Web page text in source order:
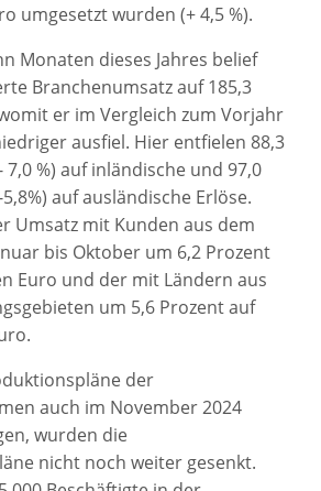
umgesetzt wurden (+ 4,5 %).
Monaten dieses Jahres belief
Branchenumsatz auf 185,3
er im Vergleich zum Vorjahr
ausfiel. Hier entfielen 88,3
%) auf inländische und 97,0
auf ausländische Erlöse.
Umsatz mit Kunden aus dem
bis Oktober um 6,2 Prozent
Euro und der mit Ländern aus
um 5,6 Prozent auf
der
auch im November 2024
wurden die
nicht noch weiter gesenkt.